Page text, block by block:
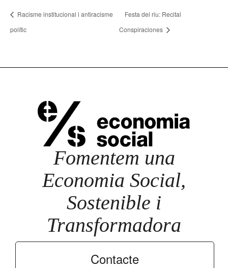
Racisme institucional i antiracisme
polític
Festa del riu: Recital
Conspiraciones
Fomentem una
Economia Social,
Sostenible i
Transformadora
Contacte